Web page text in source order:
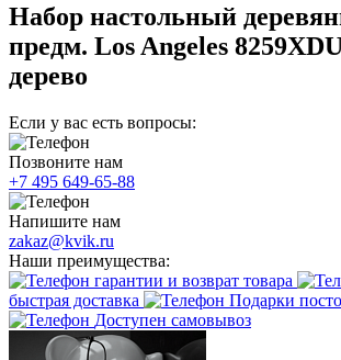
Набор настольный
предм. Los Angeles
дерево
Если у вас есть вопросы:
Позвоните нам
+7 495 649-65-88
Напишите нам
zakaz@kvik.ru
Наши преимущества:
гарантии и возврат товара
быстрая доставка
Подарки
Доступен самовывоз